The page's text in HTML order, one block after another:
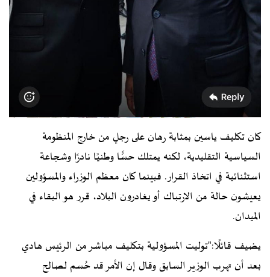
كان تكليف ياسين بمثابة رهان على رجلٍ من خارج المنظومة
السياسية التقليدية، لكنه يمتلك حسًّا وطنيًا نادرًا وشجاعة
استثنائية في اتخاذ القرار. فبينما كان معظم الوزراء والمسؤولين
يعيشون حالة من الارتباك أو يغادرون البلاد، قرر هو البقاء في
الميدان.
يضيف قائلًا:"توليت المسؤولية بتكليف مباشر من الرئيس هادي
بعد أن تهرب الوزير السابق وقال إن الأمر قد حُسم لصالح